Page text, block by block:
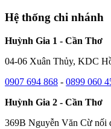
Hệ thống chi nhánh
Huỳnh Gia 1 - Cần Thơ
04-06 Xuân Thủy, KDC
0907 694 868 - 0899 060
Huỳnh Gia 2 - Cần Thơ
369B Nguyễn Văn Cừ nối